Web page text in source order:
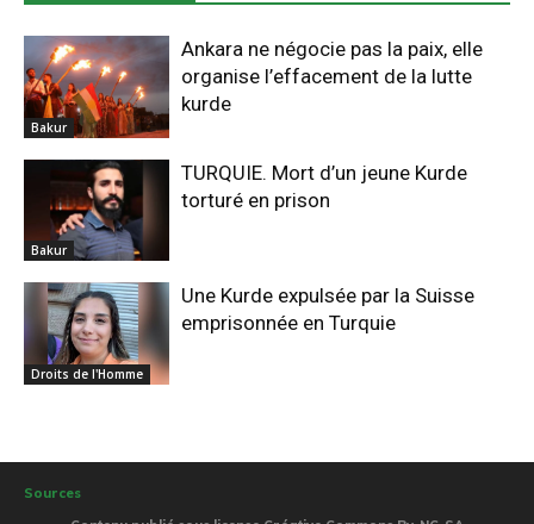
Bakur
Ankara ne négocie pas la paix, elle
organise l’effacement de la lutte
kurde
Bakur
TURQUIE. Mort d’un jeune Kurde
torturé en prison
Droits de l'Homme
Une Kurde expulsée par la Suisse
emprisonnée en Turquie
Sources